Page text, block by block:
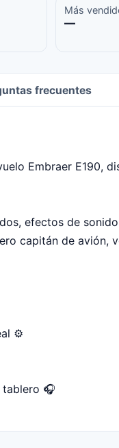
Más
—
frecuentes
Embraer E190,
efectos de
capitán de avión,
⚙️
tablero 🎧